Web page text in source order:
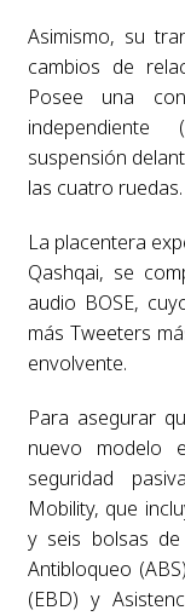
Asimismo, su
cambios de
Posee una
suspensión
las cuatro ruedas.
La placentera
Qashqai, se
audio BOSE,
más Tweeters
envolvente.
Para asegurar
nuevo modelo
seguridad
Mobility, que
y seis bolsas
Antibloqueo
(EBD) y